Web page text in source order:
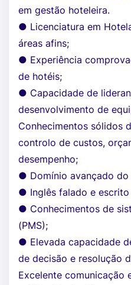
em gestão hoteleira.
● Licenciatura em
áreas afins;
● Experiência
de hotéis;
● Capacidade de
desenvolvimento de
Conhecimentos sólidos
controlo de custos,
desempenho;
● Domínio avançado
● Inglês falado e escrito
● Conhecimentos de
(PMS);
● Elevada capacidade
de decisão e resolução
Excelente comunicação